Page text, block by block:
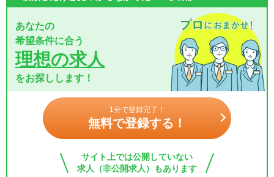
あなたの
希望条件に合う
理想の求人
をお探しします！
1分で登録完了！
無料で登録する！
サイト上では公開していない
求人（非公開求人）もあります